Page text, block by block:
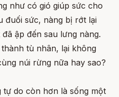
như có gió giúp sức cho
đuối sức, nàng bị rớt lại
ập đến sau lưng nàng.
tù nhân, lại không
núi rừng nữa hay sao?
do còn hơn là sống một